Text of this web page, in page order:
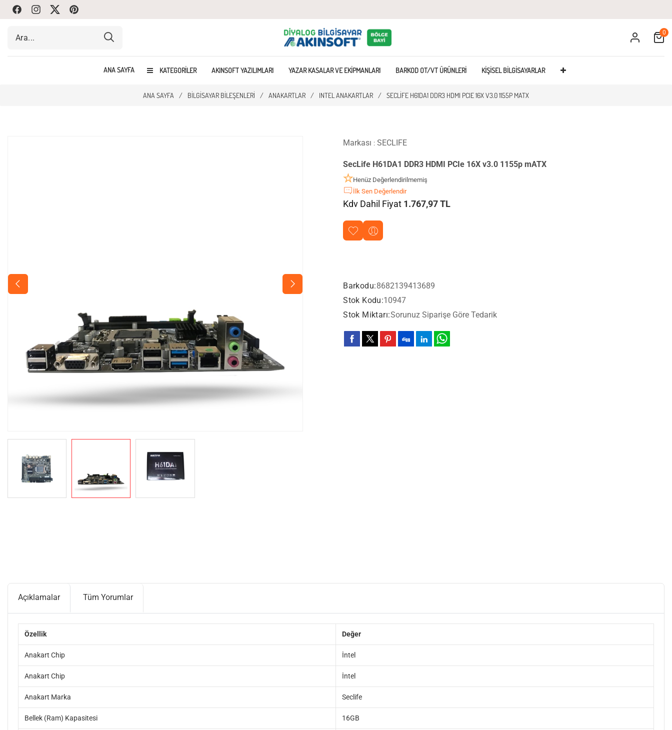
FacebookInstagram
Twitte Pinterest
ANA SAYFA KATEGORILER AKINSOFT YAZILIMLARI YAZAR KASALAR VE EKIPMANLARI BARKOD OT/VT ÜRÜNLERI KIŞISEL BILGISAYARLAR
Cart
0
ANA SAYFA / BILGISAYAR BILEŞENLERI / ANAKARTLAR / INTEL ANAKARTLAR / SECLIFE H61DA1 DDR3 HDMI PCIE 16X V3.0 1155P MATX
Markası : SECLIFE
SecLife H61DA1 DDR3 HDMI PCIe 16X v3.0 1155p mATX
Henüz Değerlendirilmemiş
İlk Sen Değerlendir
Kdv Dahil Fiyat 1.767,97 TL
Barkodu:8682139413689
Stok Kodu:10947
Stok Miktarı:Sorunuz Siparişe Göre Tedarik
Açıklamalar Tüm Yorumlar
Özellik Değer
Anakart Chip İntel
Anakart Chip İntel
Anakart Marka Seclife
Bellek (Ram) Kapasitesi 16GB